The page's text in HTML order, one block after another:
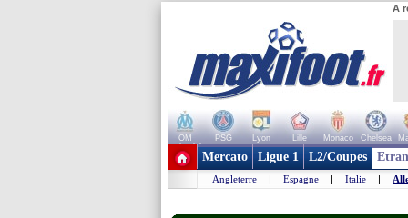
A
OM PSG Lyon Lille Monaco Chelsea
+ de clubs
Mercato Ligue 1 L2/Coupes
Angleterre | Espagne | Italie |